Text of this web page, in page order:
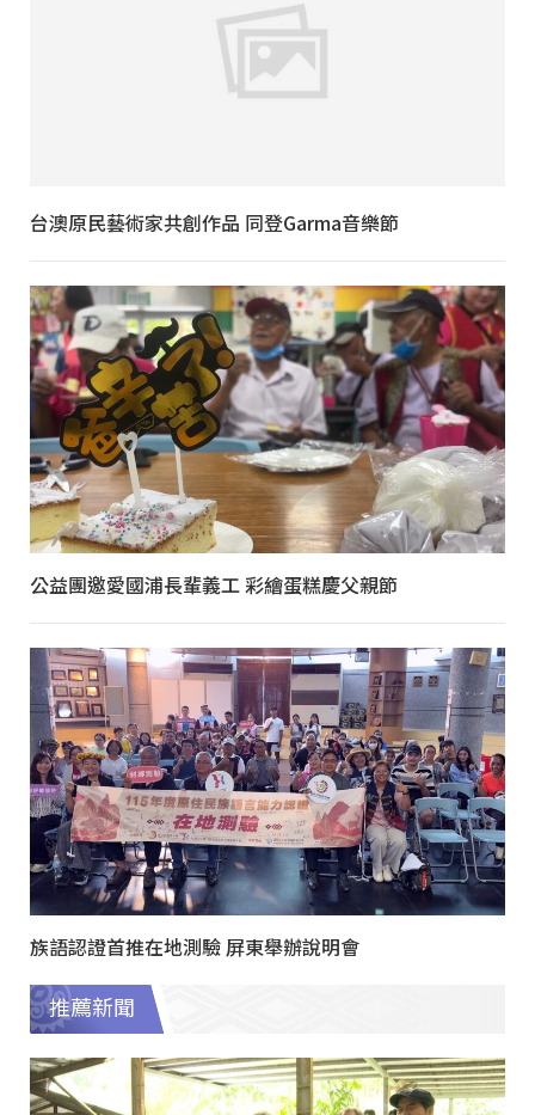
台澳原民藝術家共創作品 同登Garma音樂節
公益團邀愛國浦長輩義工 彩繪蛋糕慶父親節
族語認證首推在地測驗 屏東舉辦說明會
推薦新聞